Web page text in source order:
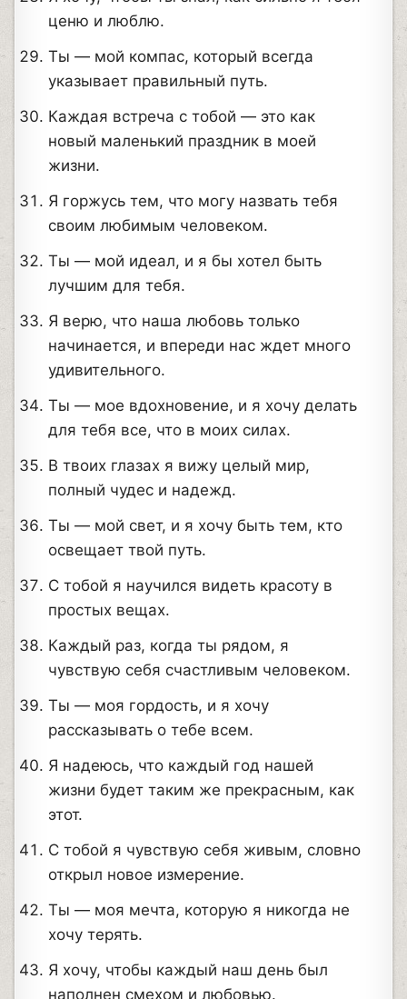
ценю и люблю.
Ты — мой компас, который всегда
указывает правильный путь.
Каждая встреча с тобой — это как
новый маленький праздник в моей
жизни.
Я горжусь тем, что могу назвать тебя
своим любимым человеком.
Ты — мой идеал, и я бы хотел быть
лучшим для тебя.
Я верю, что наша любовь только
начинается, и впереди нас ждет много
удивительного.
Ты — мое вдохновение, и я хочу делать
для тебя все, что в моих силах.
В твоих глазах я вижу целый мир,
полный чудес и надежд.
Ты — мой свет, и я хочу быть тем, кто
освещает твой путь.
С тобой я научился видеть красоту в
простых вещах.
Каждый раз, когда ты рядом, я
чувствую себя счастливым человеком.
Ты — моя гордость, и я хочу
рассказывать о тебе всем.
Я надеюсь, что каждый год нашей
жизни будет таким же прекрасным, как
этот.
С тобой я чувствую себя живым, словно
открыл новое измерение.
Ты — моя мечта, которую я никогда не
хочу терять.
Я хочу, чтобы каждый наш день был
наполнен смехом и любовью.